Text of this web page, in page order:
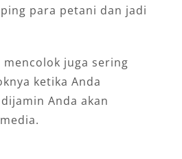
para petani dan jadi
juga sering
ketika Anda
Anda akan